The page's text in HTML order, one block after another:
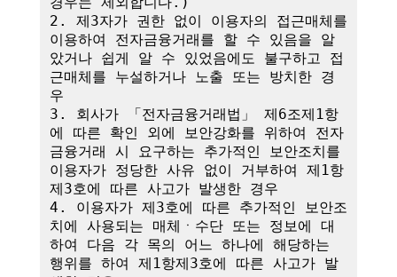
2. 제3자가 권한 없이 이용자의 접근매체를
이용하여 전자금융거래를 할 수 있음을 알
았거나 쉽게 알 수 있었음에도 불구하고 접
근매체를 누설하거나 노출 또는 방치한 경
우
3. 회사가 「전자금융거래법」 제6조제1항
에 따른 확인 외에 보안강화를 위하여 전자
금융거래 시 요구하는 추가적인 보안조치를
이용자가 정당한 사유 없이 거부하여 제1항
제3호에 따른 사고가 발생한 경우
4. 이용자가 제3호에 따른 추가적인 보안조
치에 사용되는 매체ㆍ수단 또는 정보에 대
하여 다음 각 목의 어느 하나에 해당하는
행위를 하여 제1항제3호에 따른 사고가 발